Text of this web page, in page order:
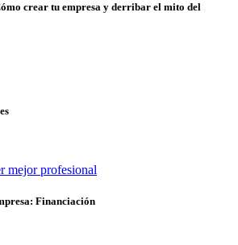
crear tu empresa y derribar el mito del
mejor profesional
Financiación